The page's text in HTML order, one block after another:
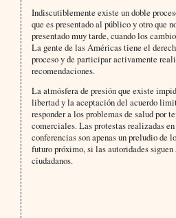
Indiscutiblemente existe un doble
que es presentado al público y otro que
presentado muy tarde, cuando los
La gente de las Américas tiene el
proceso y de participar activamente
recomendaciones.
La atmósfera de presión que existe
libertad y la aceptación del acuerdo
responder a los problemas de salud por
comerciales. Las protestas realizadas
conferencias son apenas un preludio de
futuro próximo, si las autoridades siguen
ciudadanos.